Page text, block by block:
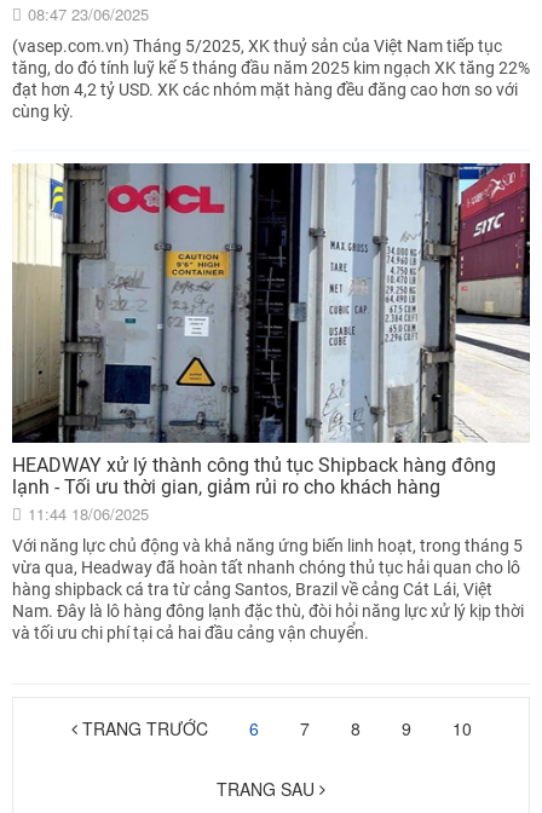
08:47 23/06/2025
(vasep.com.vn) Tháng 5/2025, XK thuỷ sản của Việt Nam tiếp tục
tăng, do đó tính luỹ kế 5 tháng đầu năm 2025 kim ngạch XK tăng 22%
đạt hơn 4,2 tỷ USD. XK các nhóm mặt hàng đều đăng cao hơn so với
cùng kỳ.
HEADWAY xử lý thành công thủ tục Shipback hàng đông
lạnh - Tối ưu thời gian, giảm rủi ro cho khách hàng
11:44 18/06/2025
Với năng lực chủ động và khả năng ứng biến linh hoạt, trong tháng 5
vừa qua, Headway đã hoàn tất nhanh chóng thủ tục hải quan cho lô
hàng shipback cá tra từ cảng Santos, Brazil về cảng Cát Lái, Việt
Nam. Đây là lô hàng đông lạnh đặc thù, đòi hỏi năng lực xử lý kịp thời
và tối ưu chi phí tại cả hai đầu cảng vận chuyển.
TRANG TRƯỚC 6 7 8 9 10
TRANG SAU